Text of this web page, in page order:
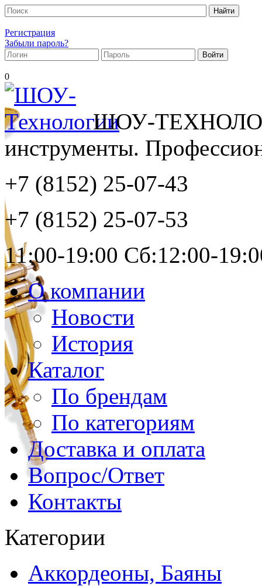
Регистрация
Забыли пароль?
0
ШОУ-
инструменты.
+7 (8152) 25-07-43
+7 (8152) 25-07-53
11:00-19:00 Сб:12:00-
О компании
Новости
История
Каталог
По брендам
По категориям
Доставка и оплата
Вопрос/Ответ
Контакты
Категории
Аккордеоны, Баяны